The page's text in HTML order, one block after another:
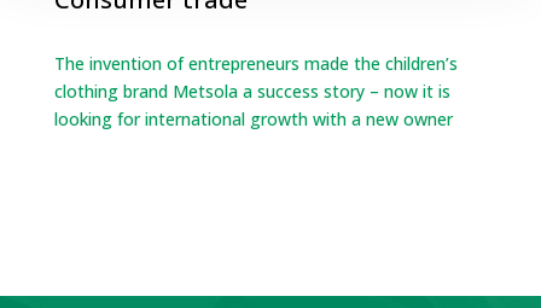
The invention of entrepreneurs made the children’s
clothing brand Metsola a success story – now it is
looking for international growth with a new owner